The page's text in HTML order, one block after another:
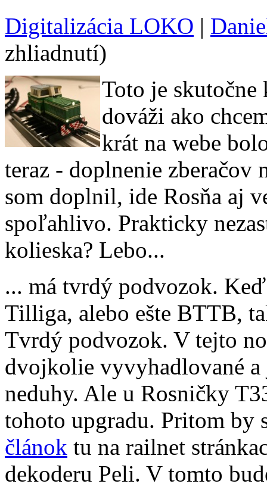
Digitalizácia LOKO |
zhliadnutí)
Toto je skutočne
dováži ako
krát na webe
teraz - doplnenie zberačov
som doplnil, ide Rosňa aj
spoľahlivo. Prakticky
kolieska? Lebo...
... má tvrdý podvozok.
Tilliga, alebo ešte BTTB,
Tvrdý podvozok. V tejto
dvojkolie vyvyhadlované
neduhy. Ale u Rosničky
tohoto upgradu. Pritom
článok tu na railnet
dekoderu Peli. V tomto